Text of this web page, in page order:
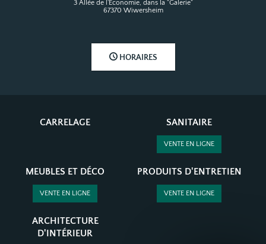
3 Allée de l'Economie, dans la "Galerie"
67370 Wiwersheim
HORAIRES
CARRELAGE SANITAIRE
VENTE EN LIGNE
MEUBLES ET DÉCO
VENTE EN LIGNE
PRODUITS D'ENTRETIEN
VENTE EN LIGNE
ARCHITECTURE
D'INTÉRIEUR